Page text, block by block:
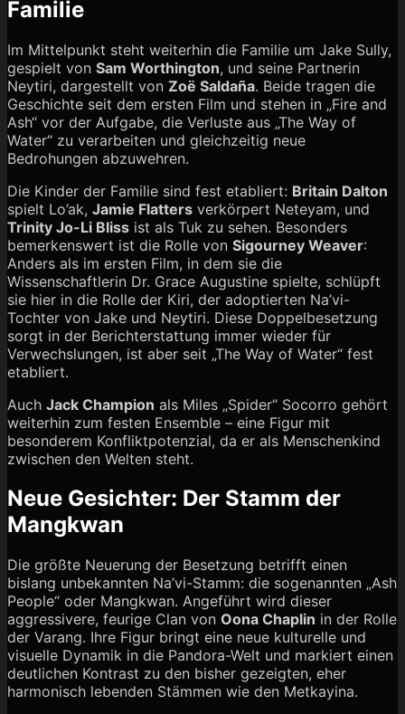
Familie
Im Mittelpunkt steht weiterhin die Familie um Jake Sully,
gespielt von Sam Worthington, und seine Partnerin
Neytiri, dargestellt von Zoë Saldaña. Beide tragen die
Geschichte seit dem ersten Film und stehen in „Fire and
Ash“ vor der Aufgabe, die Verluste aus „The Way of
Water“ zu verarbeiten und gleichzeitig neue
Bedrohungen abzuwehren.
Die Kinder der Familie sind fest etabliert: Britain Dalton
spielt Lo’ak, Jamie Flatters verkörpert Neteyam, und
Trinity Jo-Li Bliss ist als Tuk zu sehen. Besonders
bemerkenswert ist die Rolle von Sigourney Weaver:
Anders als im ersten Film, in dem sie die
Wissenschaftlerin Dr. Grace Augustine spielte, schlüpft
sie hier in die Rolle der Kiri, der adoptierten Na’vi-
Tochter von Jake und Neytiri. Diese Doppelbesetzung
sorgt in der Berichterstattung immer wieder für
Verwechslungen, ist aber seit „The Way of Water“ fest
etabliert.
Auch Jack Champion als Miles „Spider“ Socorro gehört
weiterhin zum festen Ensemble – eine Figur mit
besonderem Konfliktpotenzial, da er als Menschenkind
zwischen den Welten steht.
Neue Gesichter: Der Stamm der
Mangkwan
Die größte Neuerung der Besetzung betrifft einen
bislang unbekannten Na’vi-Stamm: die sogenannten „Ash
People“ oder Mangkwan. Angeführt wird dieser
aggressivere, feurige Clan von Oona Chaplin in der Rolle
der Varang. Ihre Figur bringt eine neue kulturelle und
visuelle Dynamik in die Pandora-Welt und markiert einen
deutlichen Kontrast zu den bisher gezeigten, eher
harmonisch lebenden Stämmen wie den Metkayina.